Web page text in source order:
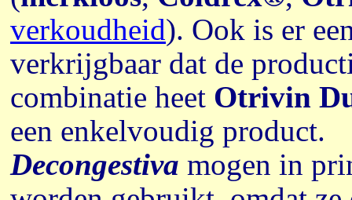
verkoudheid). Ook is er
verkrijgbaar dat de
combinatie heet Otrivin
een enkelvoudig product.
Decongestiva mogen in